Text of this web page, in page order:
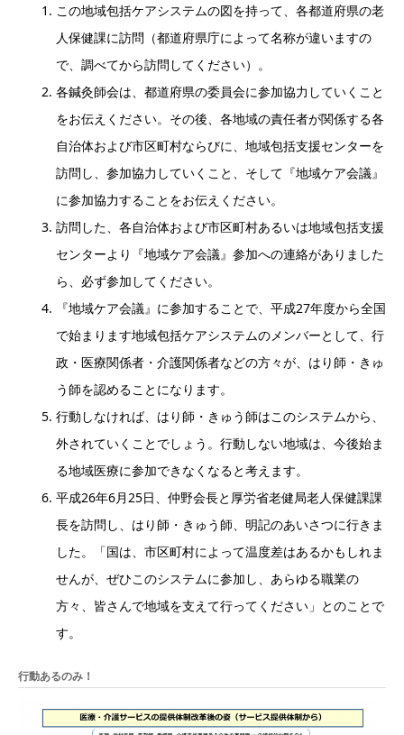
この地域包括ケアシステムの図を持って、各都道府県の老
人保健課に訪問（都道府県庁によって名称が違いますの
で、調べてから訪問してください）。
各鍼灸師会は、都道府県の委員会に参加協力していくこと
をお伝えください。その後、各地域の責任者が関係する各
自治体および市区町村ならびに、地域包括支援センターを
訪問し、参加協力していくこと、そして『地域ケア会議』
に参加協力することをお伝えください。
訪問した、各自治体および市区町村あるいは地域包括支援
センターより『地域ケア会議』参加への連絡がありました
ら、必ず参加してください。
『地域ケア会議』に参加することで、平成27年度から全国
で始まります地域包括ケアシステムのメンバーとして、行
政・医療関係者・介護関係者などの方々が、はり師・きゅ
う師を認めることになります。
行動しなければ、はり師・きゅう師はこのシステムから、
外されていくことでしょう。行動しない地域は、今後始ま
る地域医療に参加できなくなると考えます。
平成26年6月25日、仲野会長と厚労省老健局老人保健課課
長を訪問し、はり師・きゅう師、明記のあいさつに行きま
した。「国は、市区町村によって温度差はあるかもしれま
せんが、ぜひこのシステムに参加し、あらゆる職業の
方々、皆さんで地域を支えて行ってください」とのことで
す。
行動あるのみ！